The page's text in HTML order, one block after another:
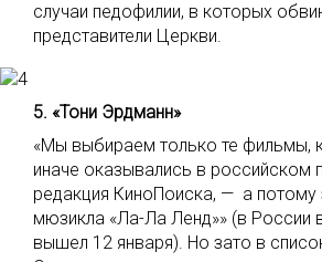
случаи педофилии, в которых
представители Церкви.
5. «Тони Эрдманн»
«Мы выбираем только те фильмы,
иначе оказывались в российском
редакция КиноПоиска, — а потому
мюзикла «Ла-Ла Ленд»» (в России
вышел 12 января). Но зато в